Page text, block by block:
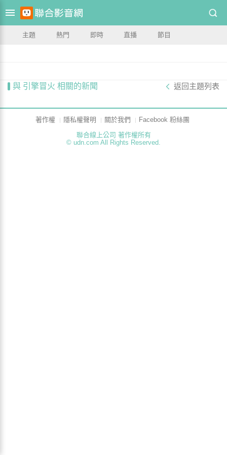
主題 熱門 即時 直播 節目
與 引擎冒火 相關的新聞 返回主題列表
著作權 隱私權聲明 關於我們
Facebook 粉絲團
聯合線上公司 著作權所有
© udn.com All Rights Reserved.